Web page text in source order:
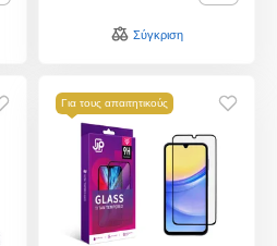
Σύγκριση
Για τους απαιτητικούς